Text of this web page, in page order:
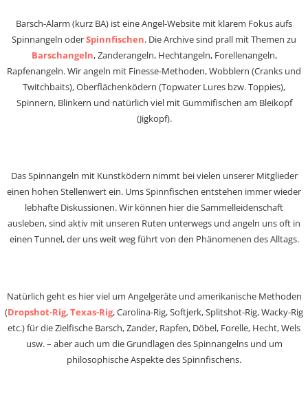
Barsch-Alarm (kurz BA) ist eine Angel-Website mit klarem Fokus aufs
Spinnangeln oderSpinnfischen. Die Archive sind prall mit Themen zu
Barschangeln, Zanderangeln, Hechtangeln, Forellenangeln,
Rapfenangeln. Wir angeln mit Finesse-Methoden, Wobblern (Cranks und
Twitchbaits), Oberflächenködern (Topwater Lures bzw. Toppies),
Spinnern, Blinkern und natürlich viel mit Gummifischen am Bleikopf
(Jigkopf).
Das Spinnangeln mit Kunstködern nimmt bei vielen unserer Mitglieder
einen hohen Stellenwert ein. Ums Spinnfischen entstehen immer wieder
lebhafte Diskussionen. Wir können hier die Sammelleidenschaft
ausleben, sind aktiv mit unseren Ruten unterwegs und angeln uns oft in
einen Tunnel, der uns weit weg führt von den Phänomenen des Alltags.
Natürlich geht es hier viel um Angelgeräte und amerikanische Methoden
(Dropshot-Rig,Texas-Rig, Carolina-Rig, Softjerk, Splitshot-Rig, Wacky-Rig
etc.) für die Zielfische Barsch, Zander, Rapfen, Döbel, Forelle, Hecht, Wels
usw. – aber auch um die Grundlagen des Spinnangelns und um
philosophische Aspekte des Spinnfischens.